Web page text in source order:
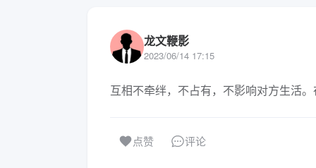
龙文鞭影
2023/06/14 17:15
互相不牵绊，不占有，不影响对方生活
点赞 评论